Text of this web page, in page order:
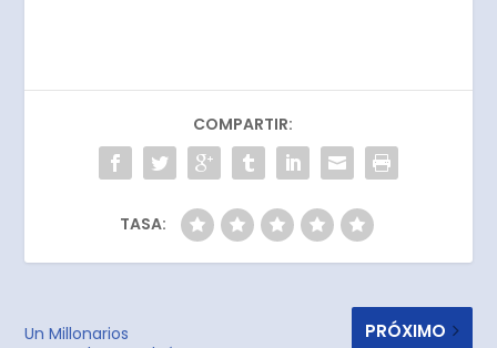
COMPARTIR:
TASA:
Un Millonarios
PRÓXIMO